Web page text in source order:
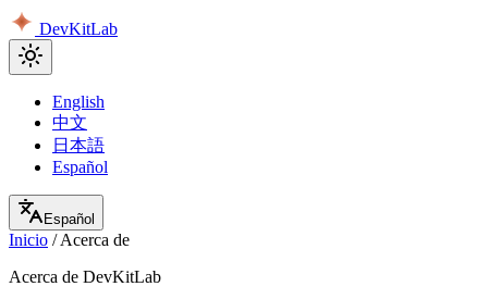
DevKitLab
English
中文
日本語
Español
Español
Inicio / Acerca de
Acerca de DevKitLab